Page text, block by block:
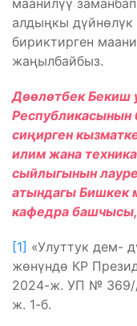
алдыңкы дүйнөлүк
бириктирген
жаңылбайбыз.
ДөөлөтбекБекиш
Республикасынын
сиңирген
илим жана
сыйлыгынын
атындагы Бишкек
кафедра башчысы,
[1] «Улуттук дем-
жөнүндө КР
2024-ж. УП № 369//
ж. 1-б.